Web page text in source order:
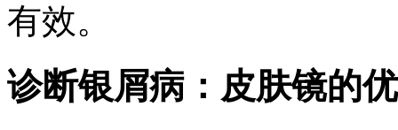
有效。
诊断银屑病：皮肤镜的